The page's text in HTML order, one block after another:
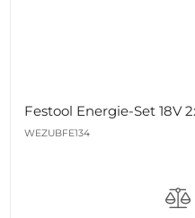
Festool Energie-Set 18V
WEZUBFE134